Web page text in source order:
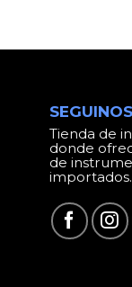
SEGUINOS
Tienda de
donde
de
importados.